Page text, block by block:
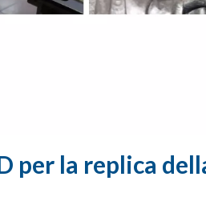
per la replica